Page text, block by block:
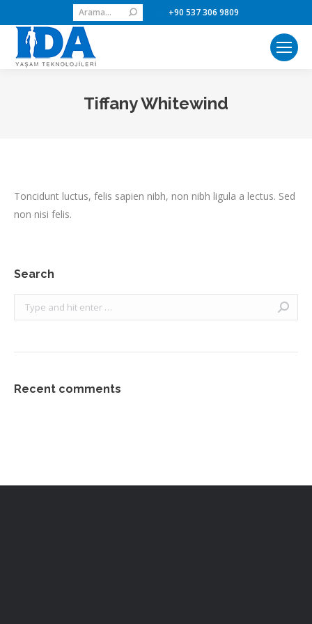
Search: +90 537 306 9809
Tiffany Whitewind
Toncidunt luctus, felis sapien nibh, non nibh ligula a lectus. Sed
non nisi felis.
Search
Search:
Recent comments